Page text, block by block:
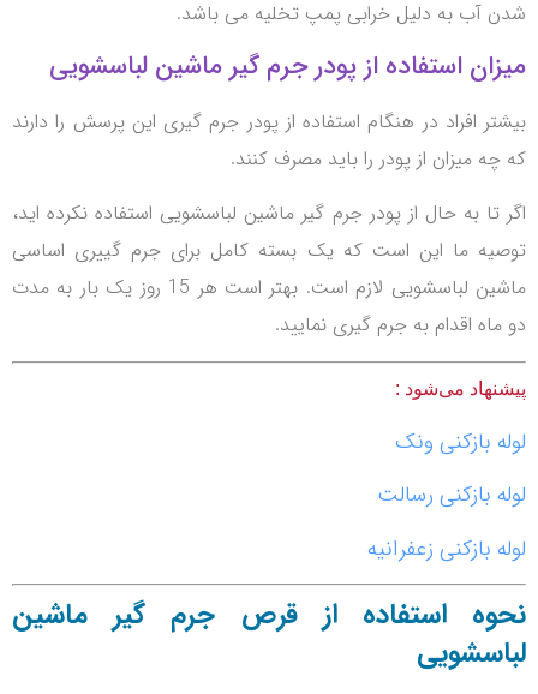
شدن آب به دلیل خرابی پمپ تخلیه می باشد.
میزان استفاده از پودر جرم گیر ماشین لباسشویی
بیشتر افراد در هنگام استفاده از پودر جرم گیری این پرسش را دارند
که چه میزان از پودر را باید مصرف کنند.
اگر تا به حال از پودر جرم گیر ماشین لباسشویی استفاده نکرده اید،
توصیه ما این است که یک بسته کامل برای جرم گییری اساسی
ماشین لباسشویی لازم است. بهتر است هر 15 روز یک بار به مدت
دو ماه اقدام به جرم گیری نمایید.
پیشنهاد می‌شود :
لوله بازکنی ونک
لوله بازکنی رسالت
لوله بازکنی زعفرانیه
نحوه استفاده از قرص جرم گیر ماشین
لباسشویی